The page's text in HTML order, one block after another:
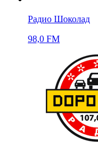
Радио Шоколад
98,0 FM